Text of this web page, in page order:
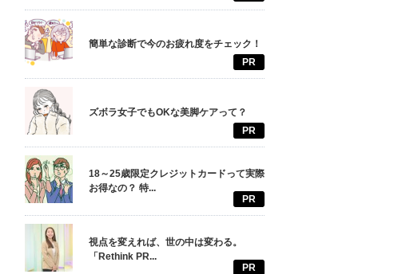
簡単な診断で今のお疲れ度をチェック！
PR
ズボラ女子でもOKな美脚ケアって？
PR
18～25歳限定クレジットカードって実際
お得なの？ 特...
PR
視点を変えれば、世の中は変わる。
「Rethink PR...
PR